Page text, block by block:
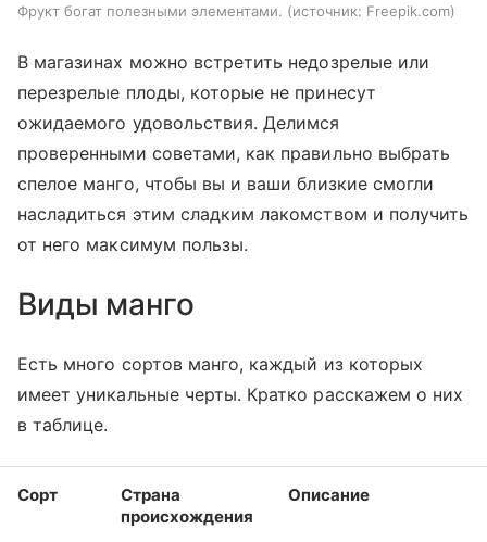
Фрукт богат полезными элементами. источник: Freepik.com
В магазинах можно встретить недозрелые или
перезрелые плоды, которые не принесут
ожидаемого удовольствия. Делимся
проверенными советами, как правильно выбрать
спелое манго, чтобы вы и ваши близкие смогли
насладиться этим сладким лакомством и получить
от него максимум пользы.
Виды манго
Есть много сортов манго, каждый из которых
имеет уникальные черты. Кратко расскажем о них
в таблице.
Сорт
Страна
происхождения
Описание